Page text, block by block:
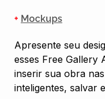
+ Mockups
Apresente seu
esses Free Gallery
inserir sua obra
inteligentes, salvar